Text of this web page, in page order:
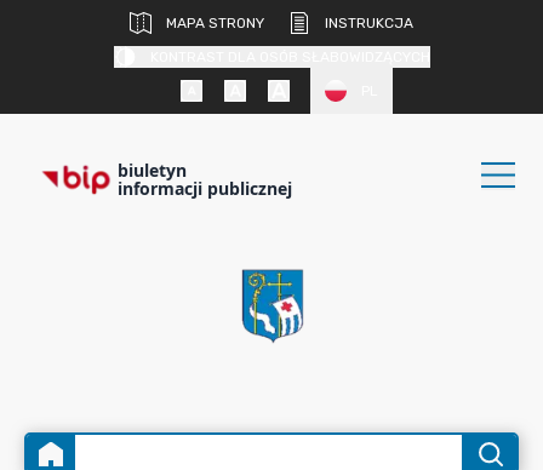
MAPA STRONY
INSTRUKCJA
biuletyn
informacji publicznej